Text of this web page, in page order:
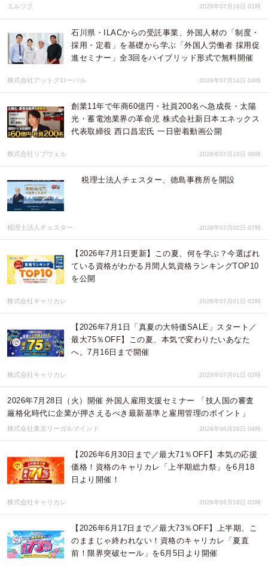
エルツク 2026年07月16日 01時
石川県・ILACからの受託事業、外国人材の「制度・
採用・定着」を基礎から学ぶ「外国人労働者 採用促
進セミナー」全3回をハイブリッド形式で無料開催
株式会社アットグローバル 2026年07月14日 04時
創業11年で年商60億円・社員200名へ急成長・太陽
光・蓄電池業界の革命児 株式会社新日本エネックス
代表取締役 西口昌宏氏 一日密着動画公開
株式会社リブウェル 2026年07月10日 06時
税理士法人チェスター、徳島事務所を開設
税理士法人チェスター 2026年07月02日 07時
【2026年7月1日更新】この夏、何を学ぶ？今選ばれ
ている資格がわかる月間人気資格ランキングTOP10
を公開
株式会社キャリカレ 2026年07月01日 02時
【2026年7月1日「真夏の大特価SALE」スタート／
最大75％OFF】この夏、本気で変わりたいあなた
へ。7月16日まで開催
株式会社キャリカレ 2026年07月01日 02時
2026年7月28日（火）開催 外国人雇用支援セミナー 「技人国の審査
厳格化時代に企業が押さえるべき最新基準と雇用管理のポイント」
株式会社東京リーガルマインド 2026年06月26日 04時
【2026年6月30日まで／最大71％OFF】本気の応援
価格！資格のキャリカレ「上半期総力祭」を6月18
日より開催！
株式会社キャリカレ 2026年06月18日 02時
【2026年6月17日まで／最大73％OFF】上半期、こ
のままじゃ終われない！資格のキャリカレ「夏直
前！限界突破セール」を6月5日より開催